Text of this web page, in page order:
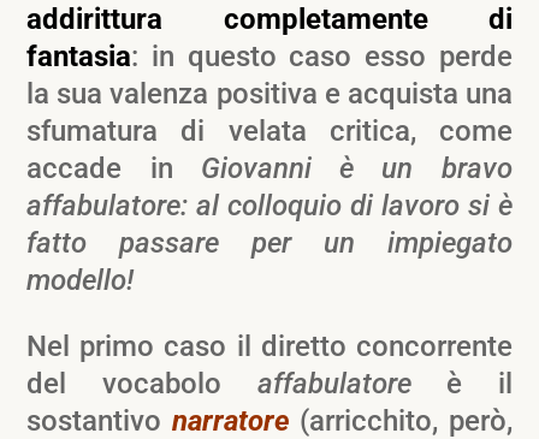
addirittura completamente di
fantasia: in questo caso esso perde
la sua valenza positiva e acquista una
sfumatura di velata critica, come
accade in Giovanni è un bravo
affabulatore: al colloquio di lavoro si è
fatto passare per un impiegato
modello!
Nel primo caso il diretto concorrente
del vocabolo affabulatoreè il
sostantivo narratore (arricchito, però,